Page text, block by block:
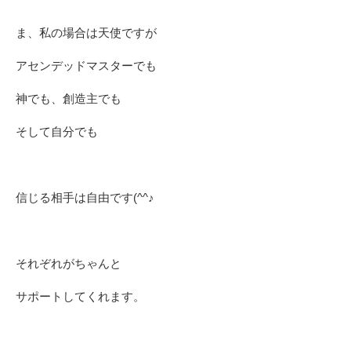
ま、私の場合は天使ですが
アセンデッドマスターでも
神でも、創造主でも
そして自分でも
信じる相手は自由です(^^♪
それぞれがちゃんと
サポートしてくれます。